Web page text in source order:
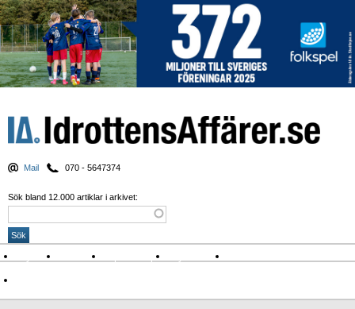
Mail 070 - 5647374
Sök bland 12.000 artiklar i arkivet:
Nyheter Krönikor Sport & spel Nyhetsbrev